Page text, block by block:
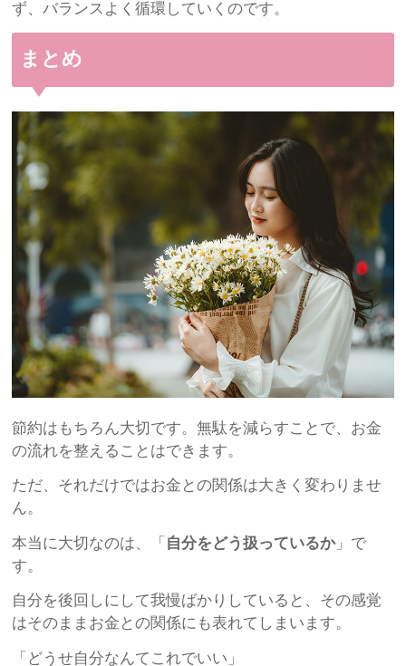
ず、バランスよく循環していくのです。
まとめ
節約はもちろん大切です。無駄を減らすことで、お金
の流れを整えることはできます。
ただ、それだけではお金との関係は大きく変わりませ
ん。
本当に大切なのは、「 自分をどう扱っているか」で
す。
自分を後回しにして我慢ばかりしていると、その感覚
はそのままお金との関係にも表れてしまいます。
「どうせ自分なんてこれでいい」